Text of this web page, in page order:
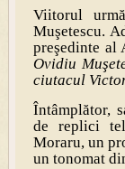
Viitorul
Muşetescu.
preşedinte al
Ovidiu
ciutacul
Întâmplător,
de replici
Moraru, un
un tonomat